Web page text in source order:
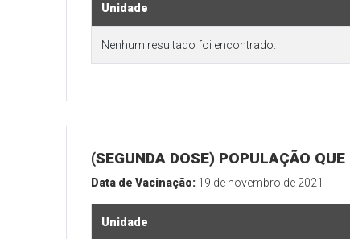
Unidade
Nenhum resultado foi encontrado.
(SEGUNDA DOSE) POPULAÇÃO
Data de Vacinação: 19 de novembro de 2021
Unidade